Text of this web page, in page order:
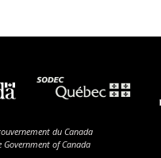
du Canada
of Canada